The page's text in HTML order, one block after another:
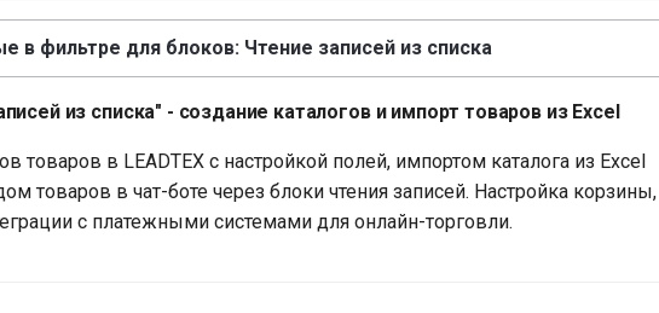
в фильтре для блоков: Чтение записей из списка
из списка" - создание каталогов и импорт товаров из Excel
товаров в LEADTEX с настройкой полей, импортом каталога из Excel
товаров в чат-боте через блоки чтения записей. Настройка корзины,
с платежными системами для онлайн-торговли.